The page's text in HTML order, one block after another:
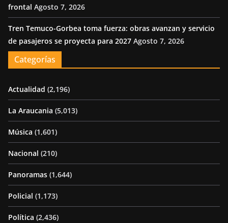
frontal Agosto 7, 2026
Tren Temuco-Gorbea toma fuerza: obras avanzan y servicio
de pasajeros se proyecta para 2027 Agosto 7, 2026
Categorías
Actualidad (2,196)
La Araucania (5,013)
Música (1,601)
Nacional (210)
Panoramas (1,644)
Policial (1,173)
Política (2,436)